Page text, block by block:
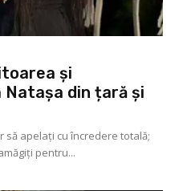
și
Natașa din țară și
să apelaţi cu încredere totală;
pentru...